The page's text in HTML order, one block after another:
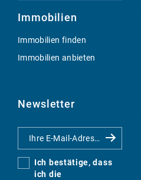
Immobilien
Immobilien finden
Immobilien anbieten
Newsletter
Ich bestätige, dass
ich die